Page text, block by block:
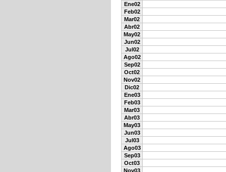
Ene02
Feb02
Mar02
Abr02
May02
Jun02
Jul02
Ago02
Sep02
Oct02
Nov02
Dic02
Ene03
Feb03
Mar03
Abr03
May03
Jun03
Jul03
Ago03
Sep03
Oct03
Nov03